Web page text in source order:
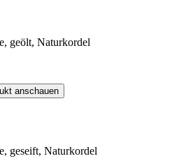
geölt, Naturkordel
anschauen
geseift, Naturkordel